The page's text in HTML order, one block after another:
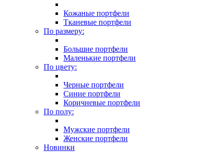
Кожаные портфели
Тканевые портфели
По размеру:
Большие портфели
Маленькие портфели
По цвету:
Черные портфели
Синие портфели
Коричневые портфели
По полу:
Мужские портфели
Женские портфели
Новинки